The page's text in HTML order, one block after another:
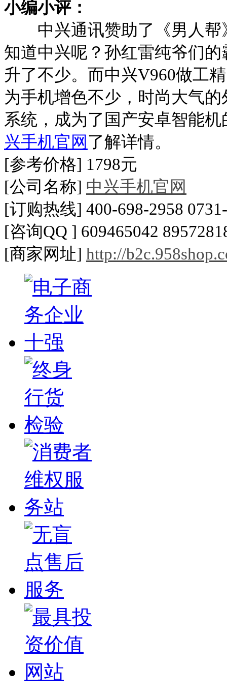
小编小评：
中兴通讯赞助了《男人帮
知道中兴呢？孙红雷纯爷们
升了不少。而中兴V960做工
为手机增色不少，时尚大气
系统，成为了国产安卓智能
兴手机官网 了解详情。
[参考价格] 1798元
[公司名称] 中兴手机官网
[订购热线] 400-698-2958
[咨询QQ ] 609465042
[商家网址] http://